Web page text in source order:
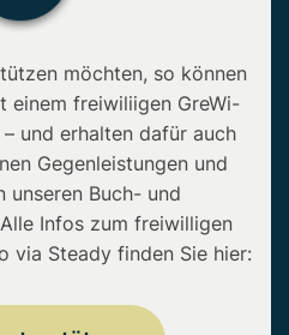
möchten, so können
einem freiwiliigen GreWi-
und erhalten dafür auch
Gegenleistungen und
unseren Buch- und
Infos zum freiwilligen
via Steady finden Sie hier: